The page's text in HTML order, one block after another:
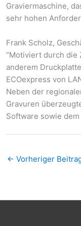
Graviermaschine,
sehr hohen
Frank Scholz,
“Motiviert durch die
anderem
ECOexpress von
Neben der
Gravuren
Software sowie
← Vorheriger